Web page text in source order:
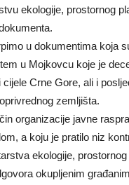
ekologije, prostornog
u dokumentima koja
u Mojkovcu koje je
Crne Gore, ali i
zemljišta.
organizacije javne
a koju je pratilo niz
ekologije,
okupljenim